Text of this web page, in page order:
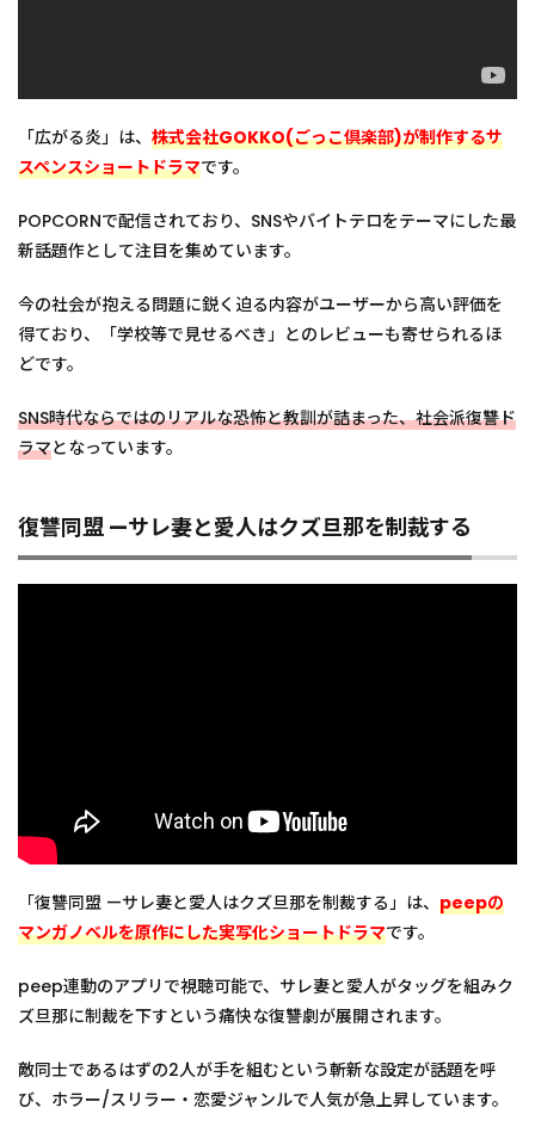
「広がる炎」は、 株式会社GOKKO(ごっこ倶楽部)が制作するサ
スペンスショートドラマです。
POPCORNで配信されており、SNSやバイトテロをテーマにした最
新話題作として注目を集めています。
今の社会が抱える問題に鋭く迫る内容がユーザーから高い評価を
得ており、「学校等で見せるべき」とのレビューも寄せられるほ
どです。
SNS時代ならではのリアルな恐怖と教訓が詰まった、社会派復讐ド
ラマとなっています。
復讐同盟 —サレ妻と愛人はクズ旦那を制裁する
「復讐同盟 —サレ妻と愛人はクズ旦那を制裁する」は、 peepの
マンガノベルを原作にした実写化ショートドラマです。
peep連動のアプリで視聴可能で、サレ妻と愛人がタッグを組みク
ズ旦那に制裁を下すという痛快な復讐劇が展開されます。
敵同士であるはずの2人が手を組むという斬新な設定が話題を呼
び、ホラー/スリラー・恋愛ジャンルで人気が急上昇しています。